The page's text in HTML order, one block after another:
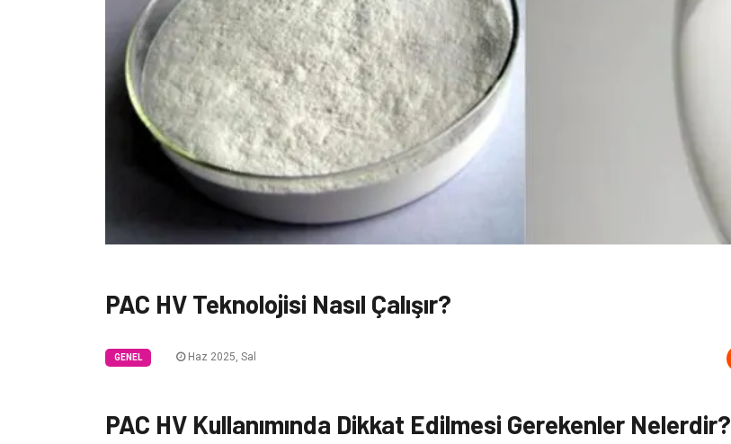
PAC HV Teknolojisi Nasıl Çalışır?
GENEL Haz 2025, Sal
PAC HV Kullanımında Dikkat Edilmesi Gerekenler Nelerdir?